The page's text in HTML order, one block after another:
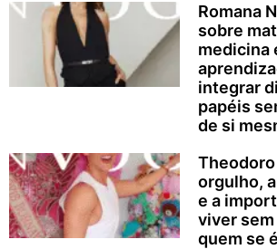
Romana
sobre
medicina
integrar
papéis
de si
orgulho,
e a
viver sem
quem se é